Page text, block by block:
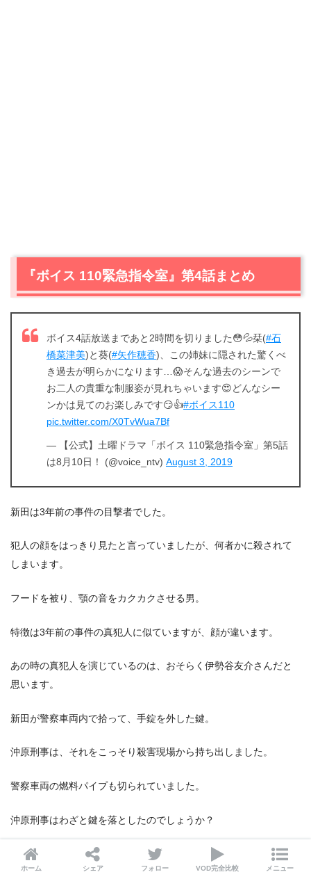
『ボイス 110緊急指令室』第4話まとめ
ボイス4話放送まであと2時間を切りました😳💦栞(#石
橋菜津美)と葵(#矢作穂香)、この姉妹に隠された驚くべ
き過去が明らかになります…😱そんな過去のシーンで
お二人の貴重な制服姿が見れちゃいます😍どんなシー
ンかは見てのお楽しみです😏👍#ボイス110
pic.twitter.com/X0TvWua7Bf
— 【公式】土曜ドラマ「ボイス 110緊急指令室」第5話
は8月10日！ (@voice_ntv) August 3, 2019
新田は3年前の事件の目撃者でした。
犯人の顔をはっきり見たと言っていましたが、何者かに殺されて
しまいます。
フードを被り、顎の音をカクカクさせる男。
特徴は3年前の事件の真犯人に似ていますが、顔が違います。
あの時の真犯人を演じているのは、おそらく伊勢谷友介さんだと
思います。
新田が警察車両内で拾って、手錠を外した鍵。
沖原刑事は、それをこっそり殺害現場から持ち出しました。
警察車両の燃料パイプも切られていました。
沖原刑事はわざと鍵を落としたのでしょうか？
逃がすためなのか？殺害するためなのか？まだ真相は分かりませ
ん。ホーム シェア フォロー VOD完全比較 メニュー